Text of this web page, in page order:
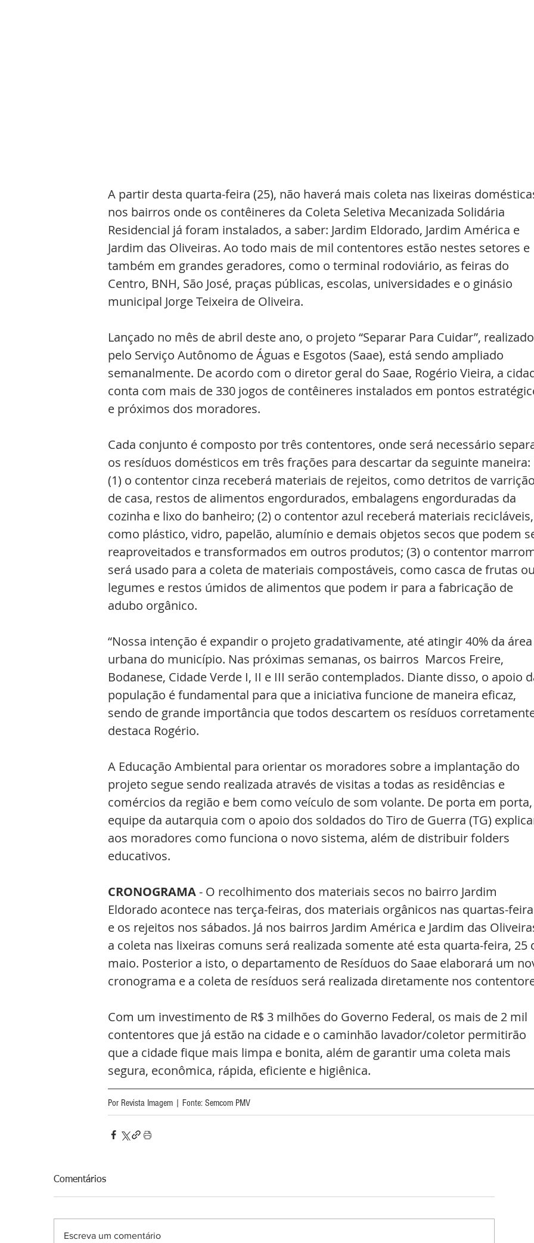
A partir desta quarta-feira (25), não haverá mais coleta nas lixeiras
nos bairros onde os contêineres da Coleta Seletiva Mecanizada Solidária
Residencial já foram instalados, a saber: Jardim Eldorado, Jardim América e
Jardim das Oliveiras. Ao todo mais de mil contentores estão nestes setores e
também em grandes geradores, como o terminal rodoviário, as feiras do
Centro, BNH, São José, praças públicas, escolas, universidades e o ginásio
municipal Jorge Teixeira de Oliveira.
Lançado no mês de abril deste ano, o projeto “Separar Para Cuidar”,
pelo Serviço Autônomo de Águas e Esgotos (Saae), está sendo ampliado
semanalmente. De acordo com o diretor geral do Saae, Rogério Vieira, a
conta com mais de 330 jogos de contêineres instalados em pontos
e próximos dos moradores.
Cada conjunto é composto por três contentores, onde será necessário
os resíduos domésticos em três frações para descartar da seguinte maneira:
(1) o contentor cinza receberá materiais de rejeitos, como detritos de
de casa, restos de alimentos engordurados, embalagens engorduradas da
cozinha e lixo do banheiro; (2) o contentor azul receberá materiais
como plástico, vidro, papelão, alumínio e demais objetos secos que podem
reaproveitados e transformados em outros produtos; (3) o contentor
será usado para a coleta de materiais compostáveis, como casca de frutas
legumes e restos úmidos de alimentos que podem ir para a fabricação de
adubo orgânico.
“Nossa intenção é expandir o projeto gradativamente, até atingir 40% da
urbana do município. Nas próximas semanas, os bairros  Marcos Freire,
Bodanese, Cidade Verde I, II e III serão contemplados. Diante disso, o apoio
população é fundamental para que a iniciativa funcione de maneira eficaz,
sendo de grande importância que todos descartem os resíduos
destaca Rogério.
A Educação Ambiental para orientar os moradores sobre a implantação do
projeto segue sendo realizada através de visitas a todas as residências e
comércios da região e bem como veículo de som volante. De porta em
equipe da autarquia com o apoio dos soldados do Tiro de Guerra (TG)
aos moradores como funciona o novo sistema, além de distribuir folders
educativos.
CRONOGRAMA - O recolhimento dos materiais secos no bairro Jardim
Eldorado acontece nas terça-feiras, dos materiais orgânicos nas quartas-
e os rejeitos nos sábados. Já nos bairros Jardim América e Jardim das
a coleta nas lixeiras comuns será realizada somente até esta quarta-feira, 25
maio. Posterior a isto, o departamento de Resíduos do Saae elaborará um
cronograma e a coleta de resíduos será realizada diretamente nos
Com um investimento de R$ 3 milhões do Governo Federal, os mais de 2 mil
contentores que já estão na cidade e o caminhão lavador/coletor permitirão
que a cidade fique mais limpa e bonita, além de garantir uma coleta mais
segura, econômica, rápida, eficiente e higiênica.
Por Revista Imagem | Fonte: Semcom PMV
Comentários
Escreva um comentário